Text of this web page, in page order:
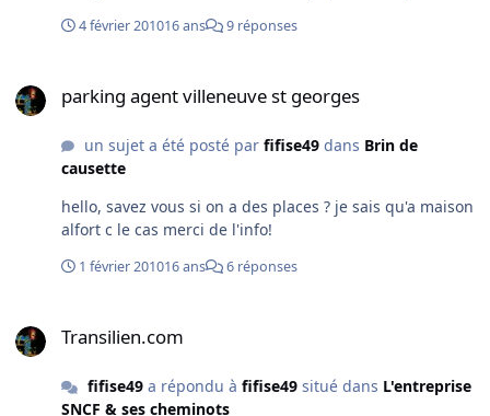
pas moins / pas plus la sncf ne me donne rien...
4 février 201016 ans 9 réponses
parking agent villeneuve st georges
un sujet a été posté par fifise49dans Brin de
causette
hello, savez vous si on a des places ? je sais qu'a maison
alfort c le cas merci de l'info!
1 février 201016 ans 6 réponses
Transilien.com
fifise49a répondu à fifise49situé dans L'entreprise
SNCF & ses cheminots